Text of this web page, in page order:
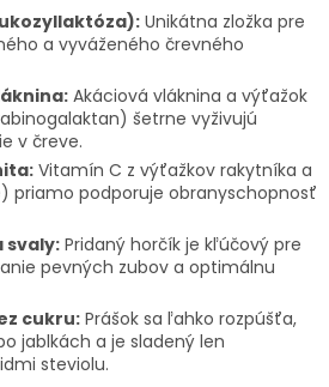
Unikátna zložka pre
a vyváženého črevného
Akáciová vláknina a výťažok
šetrne vyživujú
v čreve.
Vitamín C z výťažkov rakytníka a
priamo podporuje obranyschopnosť
svaly: Pridaný horčík je kľúčový pre
pevných zubov a optimálnu
cukru: Prášok sa ľahko rozpúšťa,
jablkách a je sladený len
steviolu.